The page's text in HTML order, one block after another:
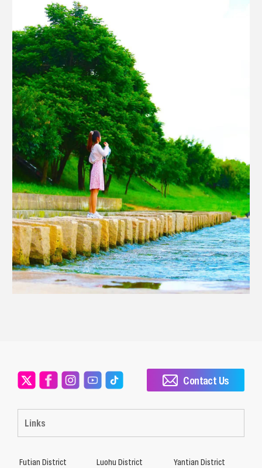
Links
Contact Us
Futian District Luohu District Yantian District